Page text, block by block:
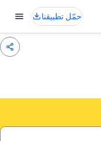
حمّل تطبيقنا